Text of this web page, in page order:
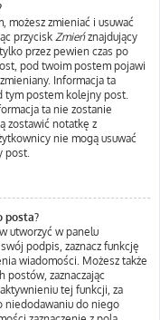
możesz zmieniać i usuwać
przycisk Zmieńznajdujący
przez pewien czas po
pod twoim postem pojawi
Informacja ta
tym postem kolejny post.
ta nie zostanie
zostawić notatkę z
nie mogą usuwać
post.
posta?
utworzyć w panelu
podpis, zaznacz funkcję
wiadomości. Możesz także
postów, zaznaczając
tej funkcji, za
niedodawaniu do niego